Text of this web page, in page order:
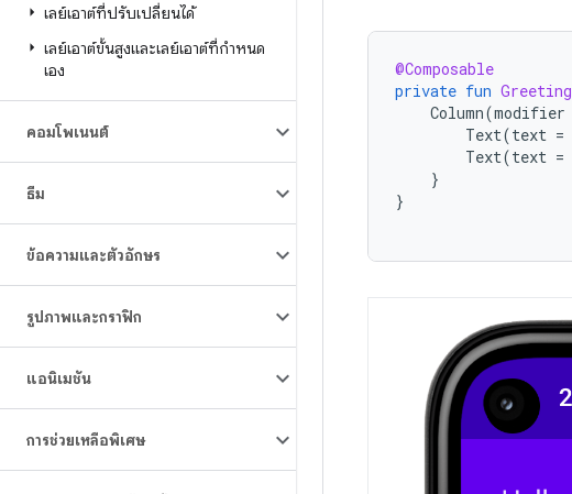
เลย์เอาต์ที่ปรับเปลี่ยนได้
เลย์เอาต์ขั้นสูงและเลย์เอาต์ที่กำหนด
เอง
คอมโพเนนต์
ธีม
ข้อความและตัวอักษร
รูปภาพและกราฟิก
แอนิเมชัน
การช่วยเหลือพิเศษ
@Composable
private fun Greeting
Column(modifier
Text(text =
Text(text =
}
}